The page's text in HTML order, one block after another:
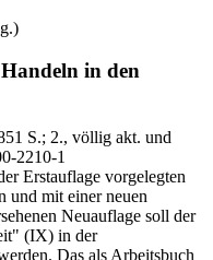
in den
S.; 2., völlig akt. und
2210-1
Erstauflage vorgelegten
und mit einer neuen
Neuauflage soll der
(IX) in der
Das als Arbeitsbuch